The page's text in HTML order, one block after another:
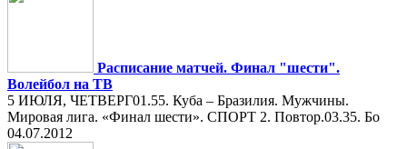
Расписание матчей. Финал "шести".
Волейбол на ТВ
5 ИЮЛЯ, ЧЕТВЕРГ01.55. Куба – Бразилия. Мужчины.
Мировая лига. «Финал шести». СПОРТ 2. Повтор.03.35. Бо
04.07.2012